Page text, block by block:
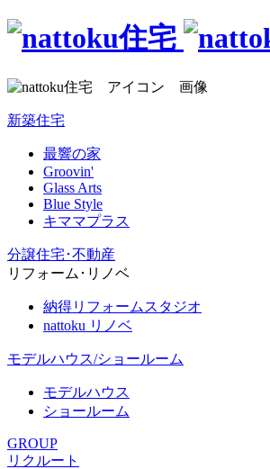
新築住宅
最響の家
Groovin'
Glass Arts
Blue Style
キママプラス
分譲住宅･不動産
リフォーム･リノベ
納得リフォームスタジオ
nattoku リノベ
モデルハウス/ショールーム
モデルハウス
ショールーム
GROUP
リクルート